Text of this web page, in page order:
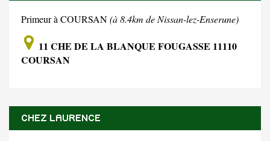
Primeur à COURSAN(à 8.4km de Nissan-lez-Enserune)
11 CHE DE LA BLANQUE FOUGASSE 11110
COURSAN
CHEZ LAURENCE